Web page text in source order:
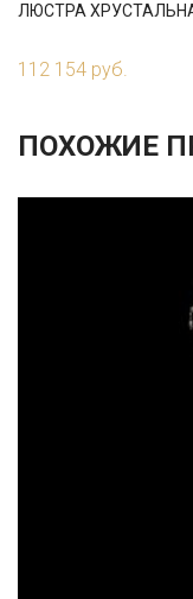
ЛЮСТРА ХРУСТАЛЬНАЯ
112 154 руб.
ПОХОЖИЕ